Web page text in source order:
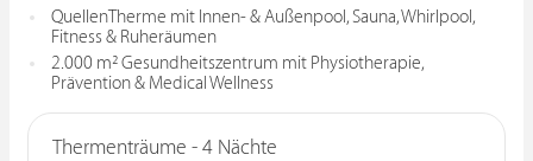
QuellenTherme mit Innen- & Außenpool, Sauna, Whirlpool,
Fitness & Ruheräumen
2.000 m² Gesundheitszentrum mit Physiotherapie,
Prävention & Medical Wellness
Thermenträume - 4 Nächte